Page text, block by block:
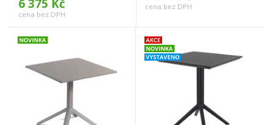
6 375 Kč
cena bez DPH
cena bez DPH